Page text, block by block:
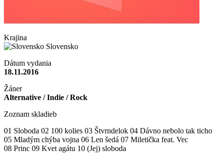
Krajina
Slovensko
Dátum vydania
18.11.2016
Žáner
Alternative / Indie / Rock
Zoznam skladieb
01 Sloboda 02 100 kolies 03 Štvrndelok 04 Dávno nebolo tak ticho
05 Mladým chýba vojna 06 Len šedá 07 Miletička feat. Vec
08 Princ 09 Kvet agátu 10 (Jej) sloboda